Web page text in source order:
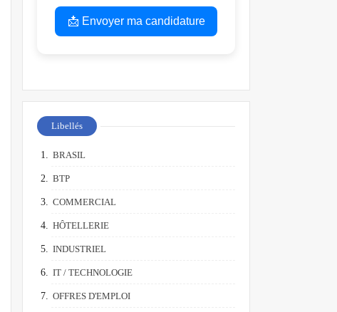
📩 Envoyer ma candidature
Libellés
BRASIL
BTP
COMMERCIAL
HÔTELLERIE
INDUSTRIEL
IT / TECHNOLOGIE
OFFRES D'EMPLOI